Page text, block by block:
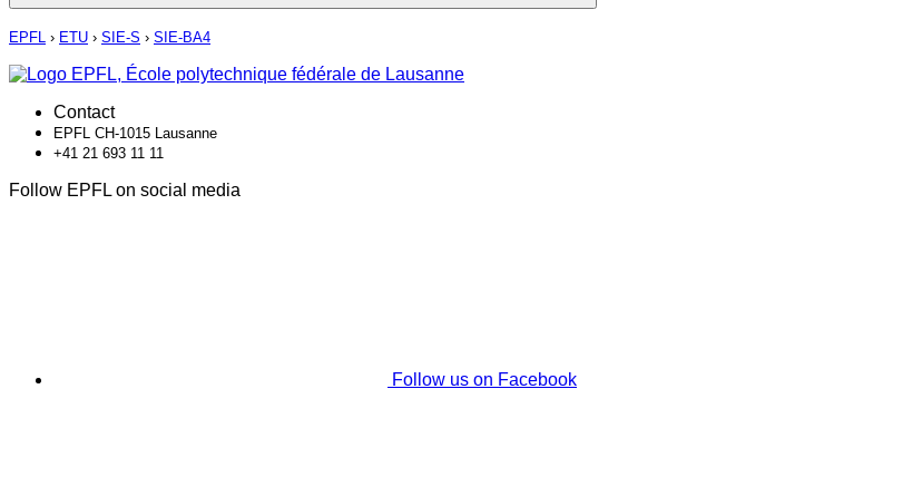
EPFL › ETU › SIE-S › SIE-BA4
Contact
EPFL CH-1015 Lausanne
+41 21 693 11 11
Follow EPFL on social media
Follow us on Facebook